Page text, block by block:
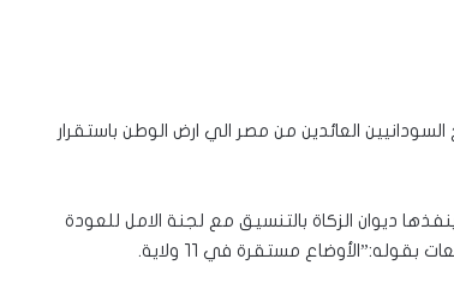
العائدين من مصر الي ارض الوطن باستقرار
ديوان الزكاة بالتنسيق مع لجنة الامل للعودة
بقوله:”الأوضاع مستقرة في ١١ ولاية.